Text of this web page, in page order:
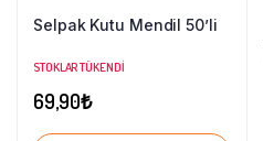
Selpak Kutu Mendil 50’li
STOKLAR TÜKENDI
69,90₺